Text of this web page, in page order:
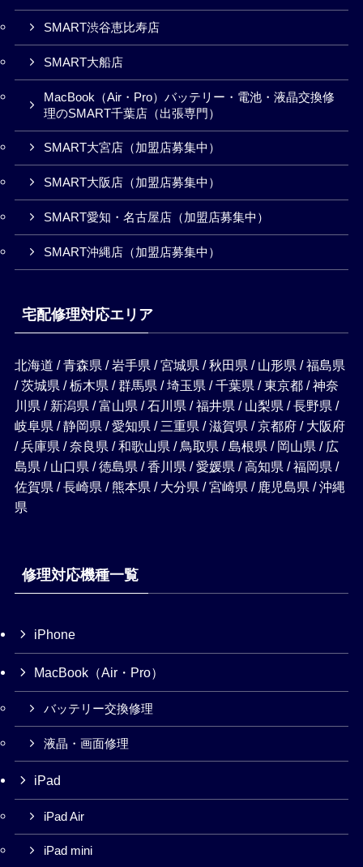
SMART渋谷恵比寿店
SMART大船店
MacBook（Air・Pro）バッテリー・電池・液晶交換修
理のSMART千葉店（出張専門）
SMART大宮店（加盟店募集中）
SMART大阪店（加盟店募集中）
SMART愛知・名古屋店（加盟店募集中）
SMART沖縄店（加盟店募集中）
宅配修理対応エリア
北海道 / 青森県 / 岩手県 / 宮城県 / 秋田県 / 山形県 / 福島県
/ 茨城県 / 栃木県 / 群馬県 / 埼玉県 / 千葉県 / 東京都 / 神奈
川県 / 新潟県 / 富山県 / 石川県 / 福井県 / 山梨県 / 長野県 /
岐阜県 / 静岡県 / 愛知県 / 三重県 / 滋賀県 / 京都府 / 大阪府
/ 兵庫県 / 奈良県 / 和歌山県 / 鳥取県 / 島根県 / 岡山県 / 広
島県 / 山口県 / 徳島県 / 香川県 / 愛媛県 / 高知県 / 福岡県 /
佐賀県 / 長崎県 / 熊本県 / 大分県 / 宮崎県 / 鹿児島県 / 沖縄
県
修理対応機種一覧
iPhone
MacBook（Air・Pro）
バッテリー交換修理
液晶・画面修理
iPad
iPad Air
iPad mini